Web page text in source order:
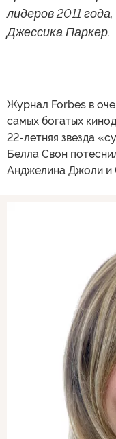
лидеров 2011
Джессика Паркер.
Журнал Forbes в
самых богатых
22-летняя звезда
Белла Свон
Анджелина Джоли и